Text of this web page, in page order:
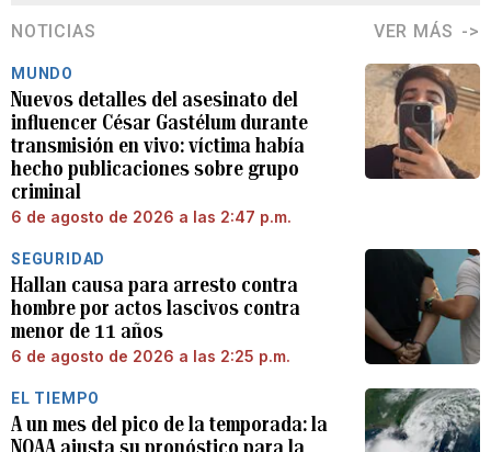
NOTICIAS VER MÁS
MUNDO
Nuevos detalles del asesinato del
influencer César Gastélum durante
transmisión en vivo: víctima había
hecho publicaciones sobre grupo
criminal
6 de agosto de 2026 a las 2:47 p.m.
SEGURIDAD
Hallan causa para arresto contra
hombre por actos lascivos contra
menor de 11 años
6 de agosto de 2026 a las 2:25 p.m.
EL TIEMPO
A un mes del pico de la temporada: la
NOAA ajusta su pronóstico para la